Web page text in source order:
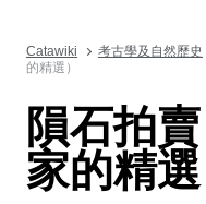
Catawiki 考古學及自然歷史
的精選）
隕石拍
家的精選